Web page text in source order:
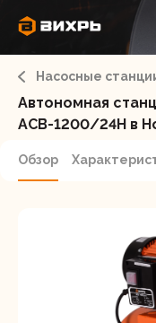
Регистрация
О бренде
Блог
Насосные
Автономная
АСВ-1200/24Н в
Обзор
ВАШ ЗАКАЗ
Корзина